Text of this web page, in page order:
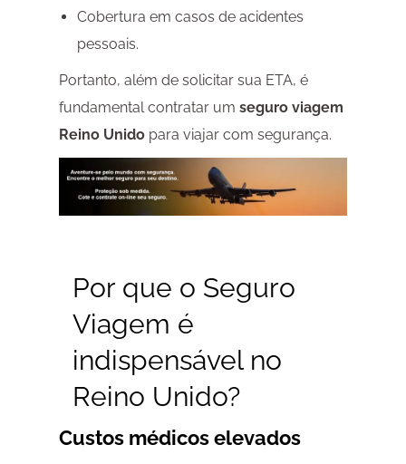
Cobertura em casos de acidentes
pessoais.
Portanto, além de solicitar sua ETA, é
fundamental contratar um seguro viagem
Reino Unidopara viajar com segurança.
Por que o Seguro
Viagem é
indispensável no
Reino Unido?
Custos médicos elevados